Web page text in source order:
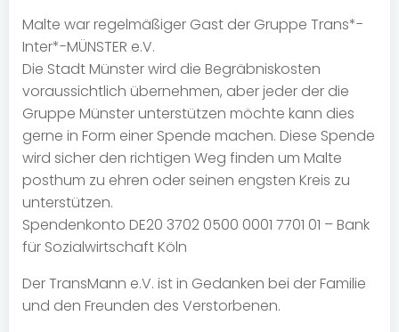
Malte war regelmäßiger Gast der Gruppe Trans*-
Inter*-MÜNSTER e.V.
Die Stadt Münster wird die Begräbniskosten
voraussichtlich übernehmen, aber jeder der die
Gruppe Münster unterstützen möchte kann dies
gerne in Form einer Spende machen. Diese Spende
wird sicher den richtigen Weg finden um Malte
posthum zu ehren oder seinen engsten Kreis zu
unterstützen.
Spendenkonto DE20 3702 0500 0001 7701 01 – Bank
für Sozialwirtschaft Köln
Der TransMann e.V. ist in Gedanken bei der Familie
und den Freunden des Verstorbenen.